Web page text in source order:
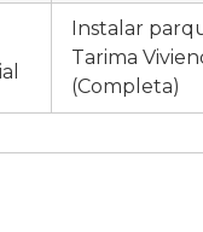
Instalar
Tarima
(Completa)